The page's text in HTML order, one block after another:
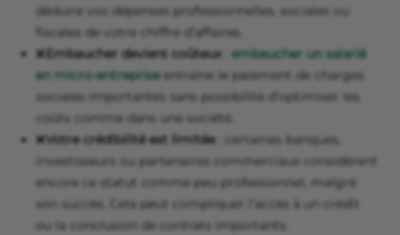
déduire vos dépenses professionnelles, sociales ou
fiscales de votre chiffre d’affaires.
❌Embaucher devient coûteux
embaucher un salarié
en micro-entrepriseentraîne le paiement de charges
sociales importantes sans possibilité d’optimiser les
coûts comme dans une société.
❌Votre crédibilité est limitée: certaines banques,
investisseurs ou partenaires commerciaux considèrent
encore ce statut comme peu professionnel, malgré
son succès. Cela peut compliquer l’accès à un crédit
ou la conclusion de contrats importants.